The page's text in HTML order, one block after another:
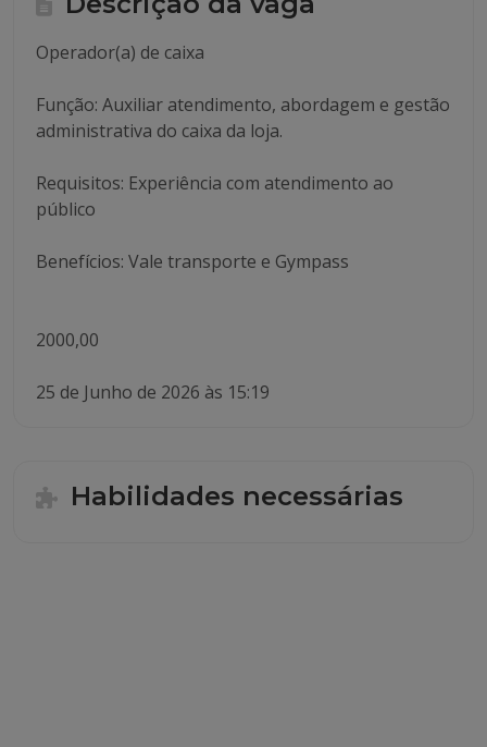
Operador(a) de caixa
Função: Auxiliar atendimento, abordagem e gestão
administrativa do caixa da loja.
Requisitos: Experiência com atendimento ao
público
Benefícios: Vale transporte e Gympass
2000,00
25 de Junho de 2026 às 15:19
Habilidades necessárias